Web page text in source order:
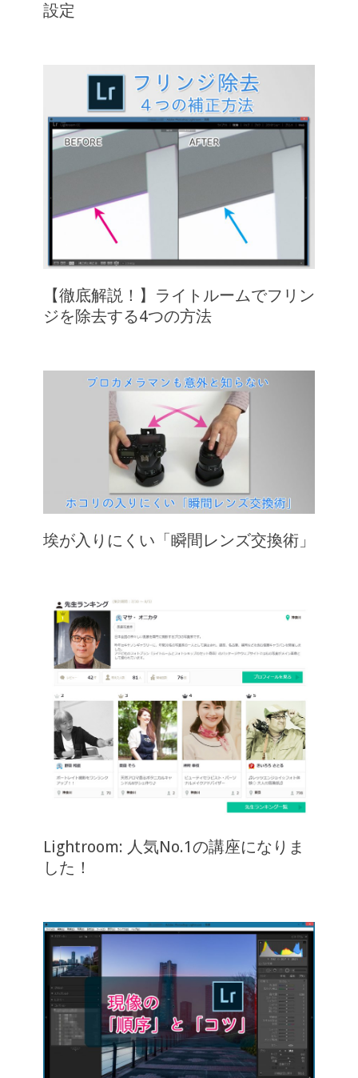
設定
【徹底解説！】ライトルームでフリン
ジを除去する4つの方法
埃が入りにくい「瞬間レンズ交換術」
Lightroom: 人気No.1の講座になりま
した！